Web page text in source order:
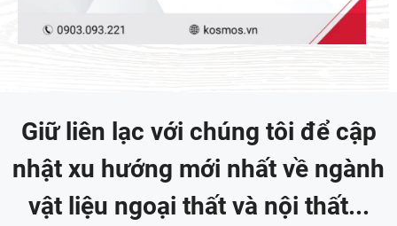
Giữ liên lạc với chúng tôi để cập
nhật xu hướng mới nhất về ngành
vật liệu ngoại thất và nội thất...